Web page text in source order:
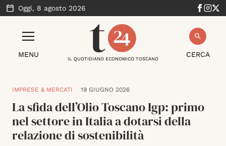
Oggi, 8 agosto 2026
MENU CERCA
IL QUOTIDIANO ECONOMICO TOSCANO
IMPRESE & MERCATI 19 GIUGNO 2026
La sfida dell’Olio Toscano Igp: primo
nel settore in Italia a dotarsi della
relazione di sostenibilità